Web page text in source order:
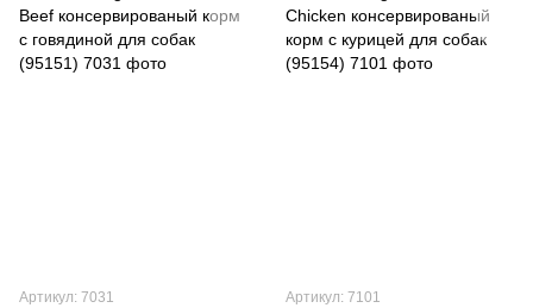
Артикул: 7031 Артикул: 7101